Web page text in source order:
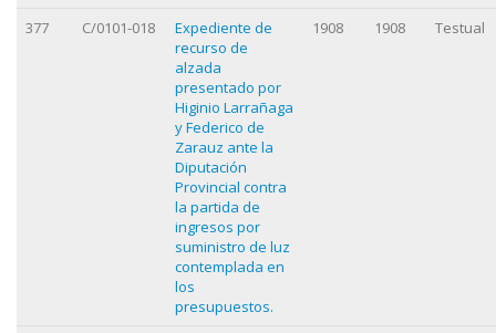
377 C/0101-018
Expediente de
recurso de
alzada
presentado por
Higinio Larrañaga
y Federico de
Zarauz ante la
Diputación
Provincial contra
la partida de
ingresos por
suministro de luz
contemplada en
los
presupuestos.
1908 1908 Testual